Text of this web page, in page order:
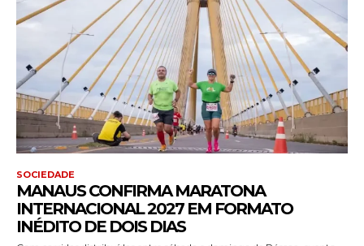
SOCIEDADE
MANAUS CONFIRMA MARATONA
INTERNACIONAL 2027 EM FORMATO
INÉDITO DE DOIS DIAS